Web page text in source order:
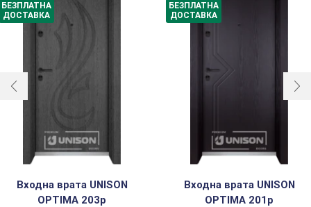
БЕЗПЛАТНА
ДОСТАВКА
Входна врата UNISON
OPTIMA 203p
БЕЗПЛАТНА
ДОСТАВКА
Входна врата UNISON
OPTIMA 201p